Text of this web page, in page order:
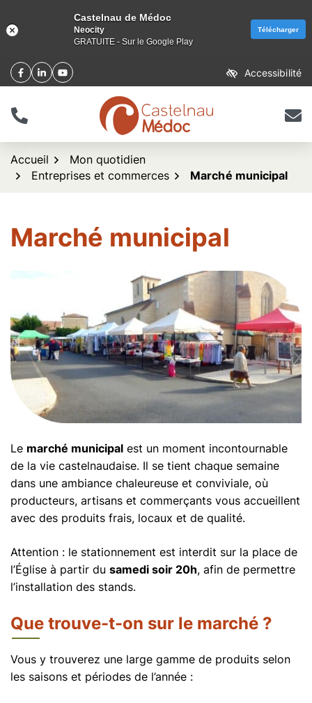
Aller
au
Facebook
(ouverture dans un nouvel onglet)
Linkedin
(ouverture dans un nouvel onglet)
YouTube
(ouverture dans un nouvel onglet) Accessibilité
Tél. logo Castelnau de
Accueil
Mon quotidien
Entreprises et commerces
Marché municipal
Marché municipal
Le marché municipal est un moment incontournable
de la vie castelnaudaise. Il se tient chaque semaine
dans une ambiance chaleureuse et conviviale, où
producteurs, artisans et commerçants vous accueillent
avec des produits frais, locaux et de qualité.
Attention : le stationnement est interdit sur la place de
l’Église à partir du samedi soir 20h, afin de permettre
l’installation des stands.
Que trouve-t-on sur le marché ?
Vous y trouverez une large gamme de produits selon
les saisons et périodes de l’année :
Castelnau de Médoc
Neocity
GRATUITE - Sur le Google Play
Télécharger